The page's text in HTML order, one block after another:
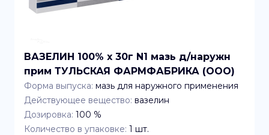
ВАЗЕЛИН 100% x 30г N1 мазь д/наружн
прим ТУЛЬСКАЯ ФАРМФАБРИКА (ООО)
Форма выпуска: мазь для наружного применения
Действующее вещество: вазелин
Дозировка: 100 %
Количество в упаковке: 1 шт.